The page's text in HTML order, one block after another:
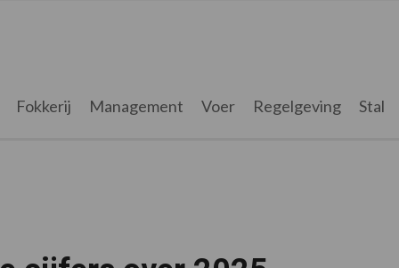
Fokkerij Management Voer Regelgeving Stal